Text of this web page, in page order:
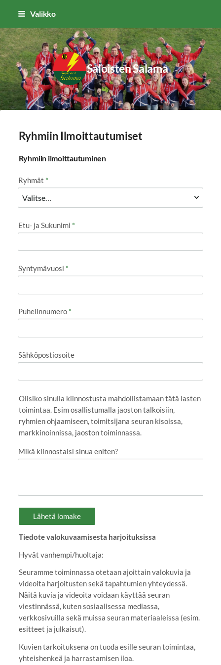
Siirry
sisältöön
Valikko
Saloisten Salama
Ryhmiin Ilmoittautumiset
Ryhmiin ilmoittautuminen
Ryhmät *
Etu- ja Sukunimi *
Syntymävuosi *
Puhelinnumero *
Sähköpostiosoite
Olisiko sinulla kiinnostusta mahdollistamaan tätä lasten
toimintaa. Esim osallistumalla jaoston talkoisiin,
ryhmien ohjaamiseen, toimitsijana seuran kisoissa,
markkinoinnissa, jaoston toiminnassa.
Mikä kiinnostaisi sinua eniten?
Lähetä lomake
Tiedote valokuvaamisesta harjoituksissa
Hyvät vanhempi/huoltaja:
Seuramme toiminnassa otetaan ajoittain valokuvia ja
videoita harjoitusten sekä tapahtumien yhteydessä.
Näitä kuvia ja videoita voidaan käyttää seuran
viestinnässä, kuten sosiaalisessa mediassa,
verkkosivuilla sekä muissa seuran materiaaleissa (esim.
esitteet ja julkaisut).
Kuvien tarkoituksena on tuoda esille seuran toimintaa,
yhteishenkeä ja harrastamisen iloa.